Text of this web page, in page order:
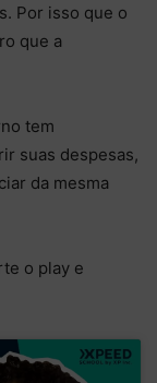
Por isso que o
que a
tem
suas despesas,
da mesma
o play e